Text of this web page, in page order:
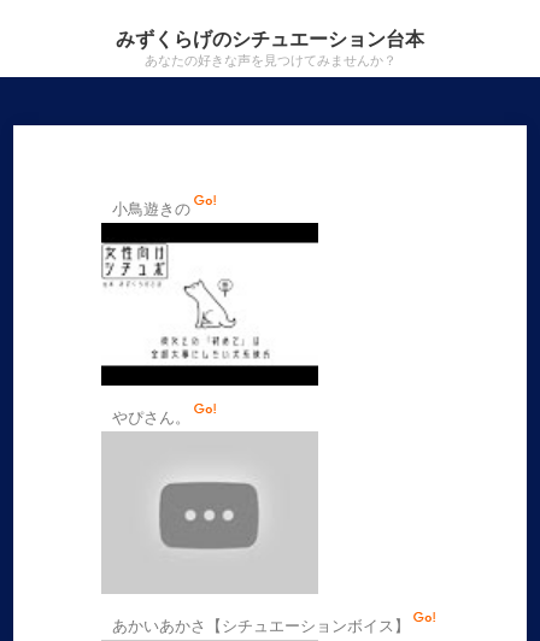
みずくらげのシチュエーション台本
あなたの好きな声を見つけてみませんか？
小鳥遊きの
やぴさん。
あかいあかさ【シチュエーションボイス】